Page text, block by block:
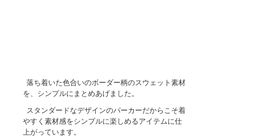
落ち着いた色合いのボーダー柄のスウェット素材
を、シンプルにまとめあげました。
スタンダードなデザインのパーカーだからこそ着
やすく素材感をシンプルに楽しめるアイテムに仕
上がっています。